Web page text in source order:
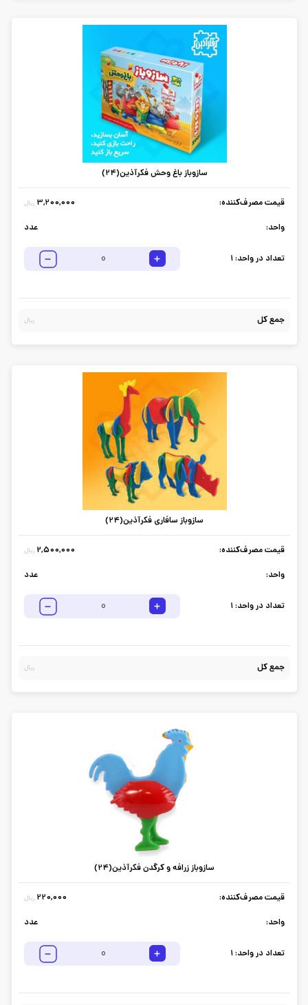
سازوباز باغ وحش فکرآذین(24)
قیمت مصرف‌کننده: 3,200,000 ریال
واحد: عدد
تعداد در واحد:1
جمع کل ریال
سازوباز سافاری فکرآذین(24)
قیمت مصرف‌کننده: 2,500,000 ریال
واحد: عدد
تعداد در واحد:1
جمع کل ریال
سازوباز زرافه و کرگدن فکرآذین(24)
قیمت مصرف‌کننده: 220,000 ریال
واحد: عدد
تعداد در واحد:1